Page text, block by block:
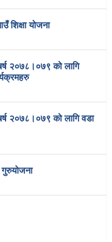
शिक्षा योजना
२०७८।०७९ को लागि
२०७८।०७९ को लागि वडा